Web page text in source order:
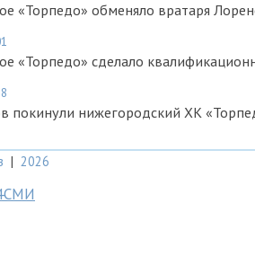
«Торпедо» обменяло вратаря
«Торпедо» сделало
покинули нижегородский ХК
| 2026